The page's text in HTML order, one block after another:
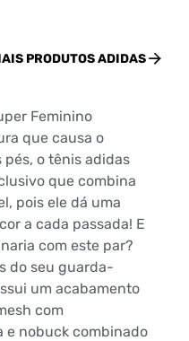
PRODUTOSADIDAS
Feminino
que causa o
o tênis adidas
que combina
pois ele dá uma
a cada passada! E
com este par?
do seu guarda-
um acabamento
com
e nobuck combinado